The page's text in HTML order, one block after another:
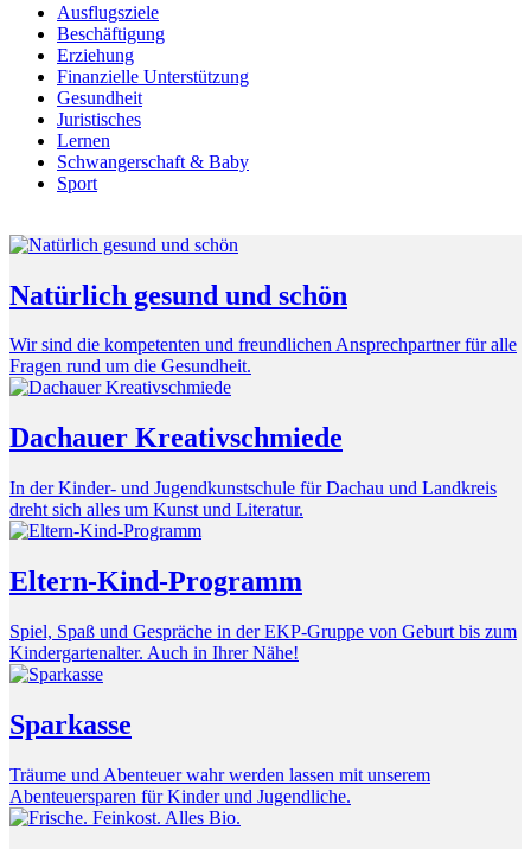
Ausflugsziele
Beschäftigung
Erziehung
Finanzielle Unterstützung
Gesundheit
Juristisches
Lernen
Schwangerschaft & Baby
Sport
Natürlich gesund und schön
Wir sind die kompetenten und freundlichen Ansprechpartner für alle
Fragen rund um die Gesundheit.
Dachauer Kreativschmiede
In der Kinder- und Jugendkunstschule für Dachau und Landkreis
dreht sich alles um Kunst und Literatur.
Eltern-Kind-Programm
Spiel, Spaß und Gespräche in der EKP-Gruppe von Geburt bis zum
Kindergartenalter. Auch in Ihrer Nähe!
Sparkasse
Träume und Abenteuer wahr werden lassen mit unserem
Abenteuersparen für Kinder und Jugendliche.